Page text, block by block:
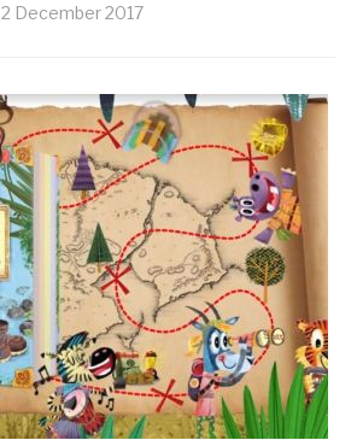
2 December 2017